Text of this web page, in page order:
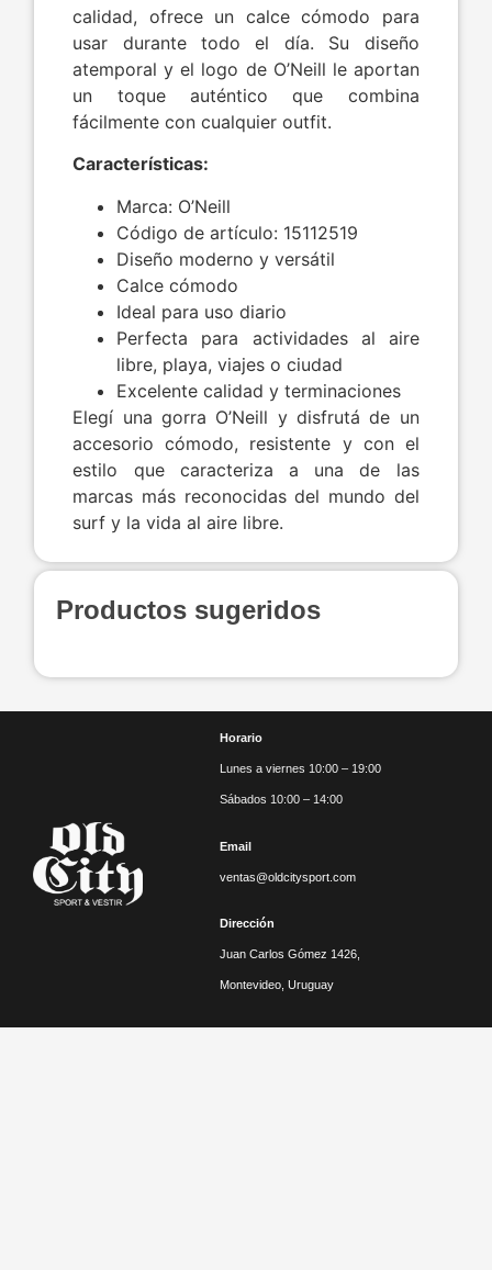
calidad, ofrece un calce cómodo para
usar durante todo el día. Su diseño
atemporal y el logo de O’Neill le aportan
un toque auténtico que combina
fácilmente con cualquier outfit.
Características:
Marca: O’Neill
Código de artículo: 15112519
Diseño moderno y versátil
Calce cómodo
Ideal para uso diario
Perfecta para actividades al aire
libre, playa, viajes o ciudad
Excelente calidad y terminaciones
Elegí una gorra O’Neill y disfrutá de un
accesorio cómodo, resistente y con el
estilo que caracteriza a una de las
marcas más reconocidas del mundo del
surf y la vida al aire libre.
Productos sugeridos
Horario
Lunes a viernes 10:00 – 19:00
Sábados 10:00 – 14:00
Email
ventas@oldcitysport.com
Dirección
Juan Carlos Gómez 1426,
Montevideo, Uruguay